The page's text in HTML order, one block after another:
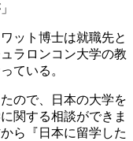
ット博士は就職先と
ラロンコン大学の教
ている。
ので、日本の大学を
関する相談ができま
ら『日本に留学した